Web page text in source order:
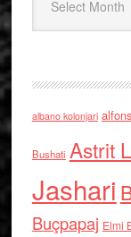
albano kolonjari
Bushati Astrit
Jashari
Buçpapaj Elmi